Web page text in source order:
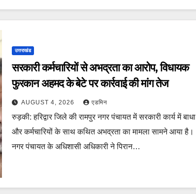
उत्तराखंड
सरकारी कर्मचारियों से अभद्रता का आरोप, विधायक
फुरकान अहमद के बेटे पर कार्रवाई की मांग तेज
AUGUST 4, 2026 एडमिन
रुड़की: हरिद्वार जिले की रामपुर नगर पंचायत में सरकारी कार्य में बाधा
और कर्मचारियों के साथ कथित अभद्रता का मामला सामने आया है।
नगर पंचायत के अधिशासी अधिकारी ने पिरान…